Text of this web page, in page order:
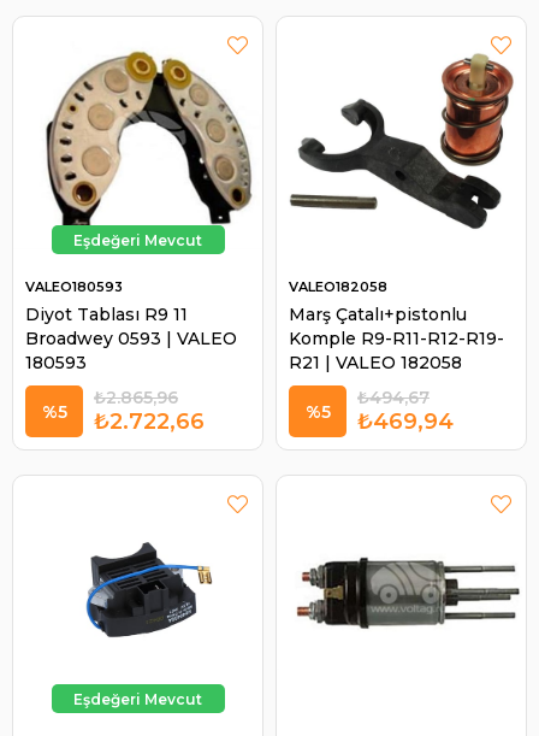
Diyot Tablası R9 11
Broadwey 0593 | VALEO
180593
VALEO180593
₺2.722,66
₺2.865,96
%5
Marş Çatalı+pistonlu
Komple R9-R11-R12-R19-
R21 | VALEO 182058
VALEO182058
₺469,94
₺494,67
%5